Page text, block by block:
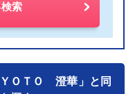
索
ＯＴＯ 澄華」と同